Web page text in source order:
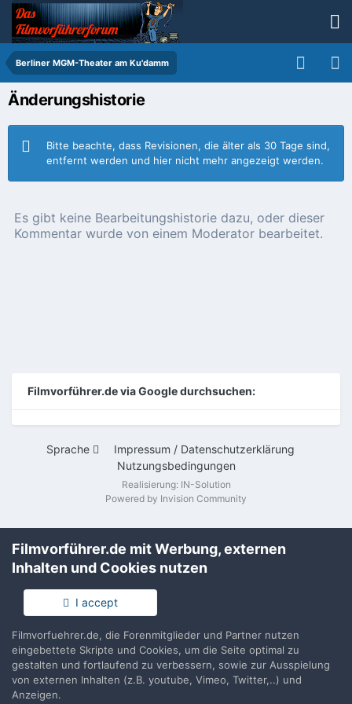
Berliner MGM-Theater am Ku'damm
Änderungshistorie
Bitte beachte, dass Revisionen, die älter als 30 Tage sind,
entfernt werden und hier nicht mehr angezeigt werden.
Es gibt keine Bearbeitungshistorie dazu, oder dieser
Kommentar wurde von einem Moderator bearbeitet.
Filmvorführer.de via Google durchsuchen:
Sprache
Impressum / Datenschutzerklärung
Nutzungsbedingungen
Realisierung: IN-Solution
Powered by Invision Community
Filmvorführer.de mit Werbung, externen
Inhalten und Cookies nutzen
I accept
Filmvorfuehrer.de, die Forenmitglieder und Partner nutzen
eingebettete Skripte und Cookies, um die Seite optimal zu
gestalten und fortlaufend zu verbessern, sowie zur Ausspielung
von externen Inhalten (z.B. youtube, Vimeo, Twitter,..) und
Anzeigen.